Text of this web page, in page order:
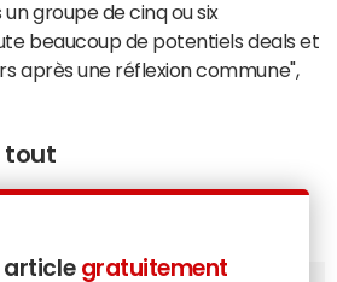
groupe de cinq ou six
beaucoup de potentiels deals et
après une réflexion commune",
tout
nombreuses années, également
et du projet
relève "recevoir tous les mois
article gratuitement